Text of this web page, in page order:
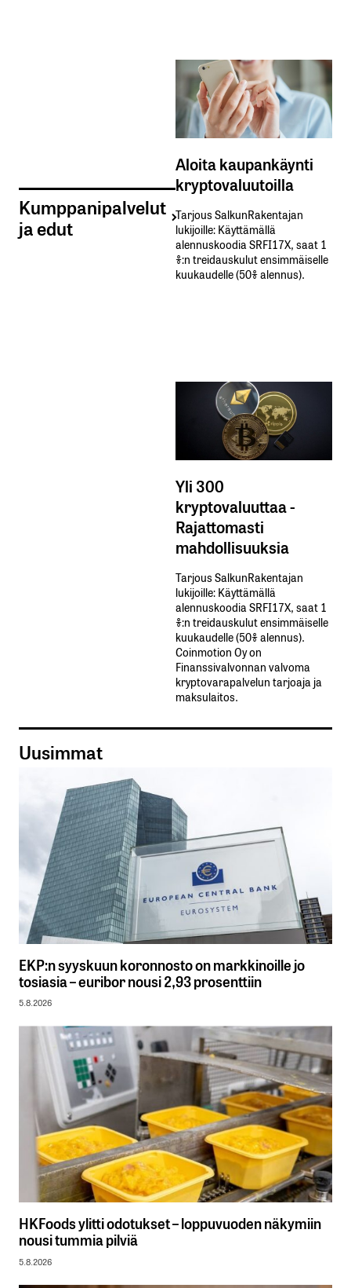
Kumppanipalvelut
ja edut
Aloita kaupankäynti
kryptovaluutoilla
Tarjous SalkunRakentajan
lukijoille: Käyttämällä​ ​
alennuskoodia​ ​SRFI17X,​ ​saat​ ​1
%:n treidauskulut​ ​ensimmäiselle​ ​
kuukaudelle​ ​(50%​ ​alennus).
Yli 300
kryptovaluuttaa -
Rajattomasti
mahdollisuuksia
Tarjous SalkunRakentajan
lukijoille: Käyttämällä​ ​
alennuskoodia​ ​SRFI17X,​ ​saat​ ​1
%:n treidauskulut​ ​ensimmäiselle​ ​
kuukaudelle​ ​(50%​ ​alennus).
Coinmotion Oy on
Finanssivalvonnan valvoma
kryptovarapalvelun tarjoaja ja
maksulaitos.
Uusimmat
EKP:n syyskuun koronnosto on markkinoille jo
tosiasia – euribor nousi 2,93 prosenttiin
5.8.2026
HKFoods ylitti odotukset – loppuvuoden näkymiin
nousi tummia pilviä
5.8.2026